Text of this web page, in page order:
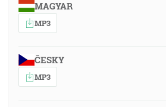
MAGYAR
MP3
ČESKY
MP3